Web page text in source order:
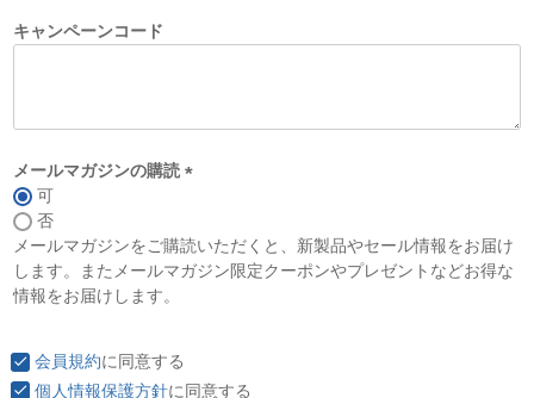
)
キャンペーンコード
メールマガジンの購読
須
)
可
否
メールマガジンをご購読いただくと、新製品やセール情報をお届け
します。またメールマガジン限定クーポンやプレゼントなどお得な
情報をお届けします。
会員規約に同意する
個人情報保護方針に同意する